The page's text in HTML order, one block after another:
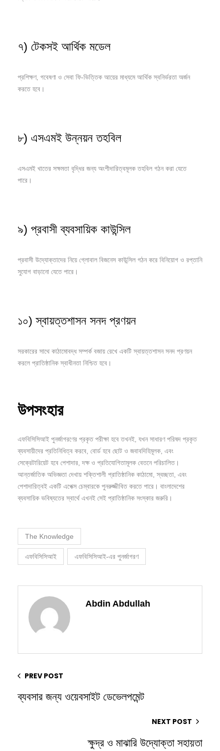
৭) টেকসই আর্থিক মডেল
প্রশিক্ষণ, গবেষণা ও সেবা ফি-ভিত্তিক আয়ের মাধ্যমে আর্থিক স্বনির্ভরতা অর্জন
করতে হবে।
৮) এসএমই উন্নয়ন তহবিল
এসএমই খাতের সক্ষমতা বৃদ্ধির জন্য অংশীদারিত্বমূলক তহবিল গঠন করা যেতে
পারে।
৯) প্রবাসী ব্যবসায়িক কাউন্সিল
প্রবাসী উদ্যোক্তাদের নিয়ে গ্লোবাল বিজনেস কাউন্সিল গঠন করে বিনিয়োগ ও রপ্তানি
সুযোগ বাড়ানো যেতে পারে।
১০) স্বায়ত্তশাসন সনদ প্রণয়ন
সরকারের সাথে কাঠামোবদ্ধ সম্পর্ক বজায় রেখে একটি স্বায়ত্তশাসন সনদ প্রণয়ন
করলে প্রাতিষ্ঠানিক স্বাধীনতা নিশ্চিত হবে।
উপসংহার
এফবিসিসিআই পুনর্জাগরণের প্রকৃত পরীক্ষা হবে তখনই, যখন সাধারণ পরিষদ প্রকৃত
ব্যবসায়ীদের প্রতিনিধিত্ব করবে, বোর্ড হবে ছোট ও জবাবদিহিমূলক, এবং
সেক্রেটারিয়েট হবে পেশাদার, দক্ষ ও প্রতিযোগিতামূলক বেতনে পরিচালিত।
আন্তর্জাতিক অভিজ্ঞতা দেখায় শক্তিশালী প্রাতিষ্ঠানিক কাঠামো, স্বচ্ছতা, এবং
পেশাদারিত্বই একটি এপেক্স চেম্বারকে পুনরুজ্জীবিত করতে পারে। বাংলাদেশের
ব্যবসায়িক ভবিষ্যতের স্বার্থে এখনই সেই প্রাতিষ্ঠানিক সংস্কার জরুরি।
The Knowledge
এফবিসিসিআই এফবিসিসিআই-এর পুনর্জাগরণ
Abdin Abdullah
PREV POST
ব্যবসার জন্য ওয়েবসাইট ডেভেলপমেন্ট
NEXT POST
ক্ষুদ্র ও মাঝারি উদ্যোক্তা সহায়তা